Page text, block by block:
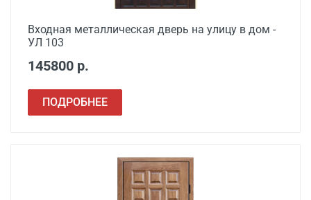
Входная металлическая дверь на улицу в дом -
УЛ 103
145800 р.
ПОДРОБНЕЕ